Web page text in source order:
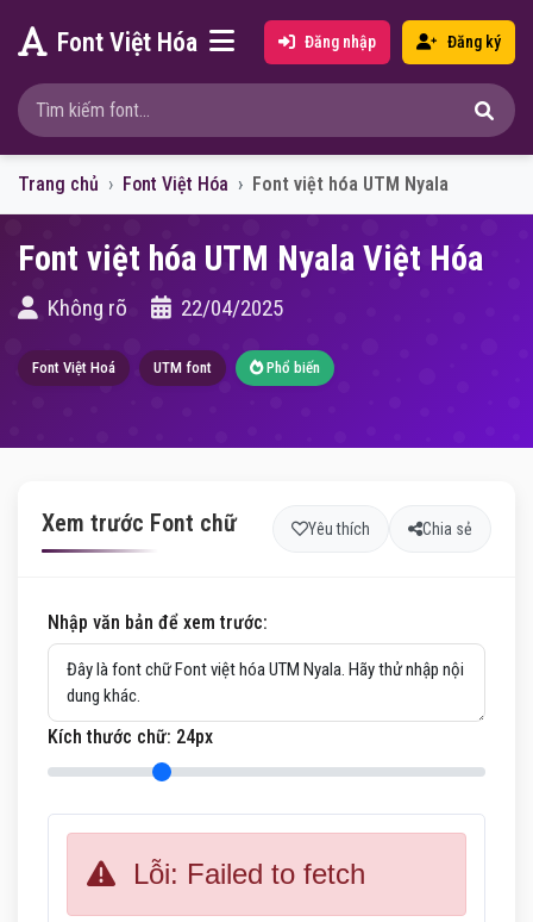
Font Việt Hóa Đăng nhập Đăng ký
Trang chủ Font Việt Hóa Font việt hóa UTM Nyala
Font việt hóa UTM Nyala Việt Hóa
Không rõ 22/04/2025
Font Việt Hoá UTM font Phổ biến
Xem trước Font chữ Yêu thích Chia sẻ
Nhập văn bản để xem trước:
Kích thước chữ: 24px
Lỗi: Failed to fetch